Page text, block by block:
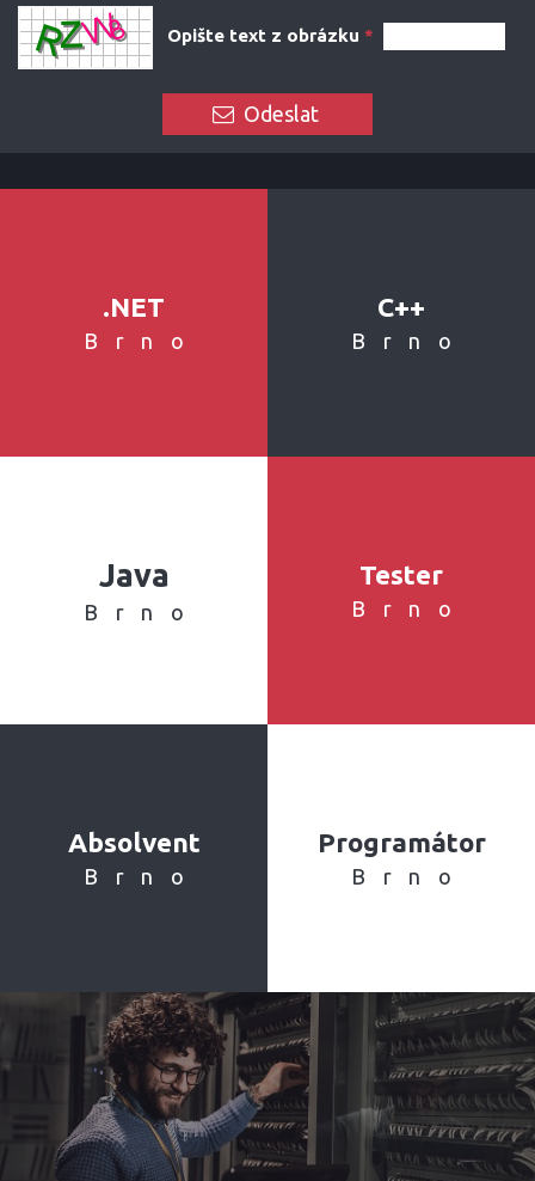
Opište text z obrázku *
Odeslat
.NET
Brno
C++
Brno
Java
Brno
Tester
Brno
Absolvent
Brno
Programátor
Brno